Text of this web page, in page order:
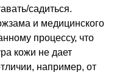
садиться.
и медицинского
процессу, что
кожи не дает
например, от